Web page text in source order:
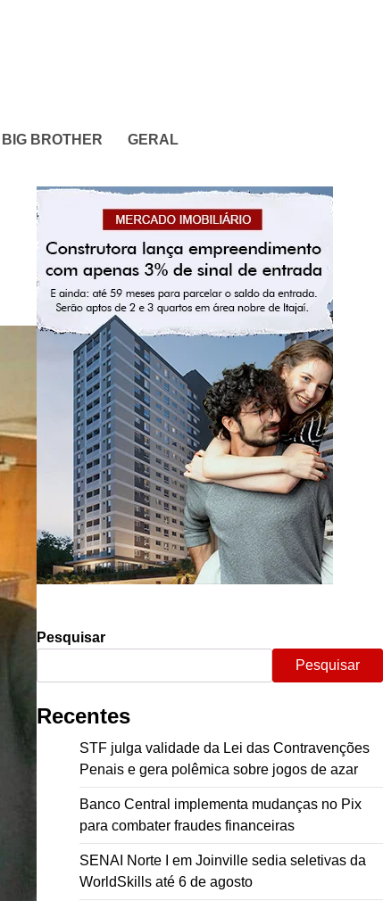
BIG BROTHER GERAL
Pesquisar
Pesquisar
Recentes
STF julga validade da Lei das Contravenções
Penais e gera polêmica sobre jogos de azar
Banco Central implementa mudanças no Pix
para combater fraudes financeiras
SENAI Norte I em Joinville sedia seletivas da
WorldSkills até 6 de agosto